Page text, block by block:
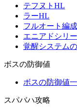
テフヌトHL
ラーHL
フルオート編
エニアドシリ
覚醒システム
ボスの防御値
ボスの防御値
スパバハ攻略